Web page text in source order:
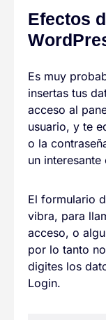
Efectos
Es muy
insertas tus
acceso al
usuario, y te
o la
un interesante
El formulario
vibra, para
acceso, o
por lo tanto
digites los
Login.